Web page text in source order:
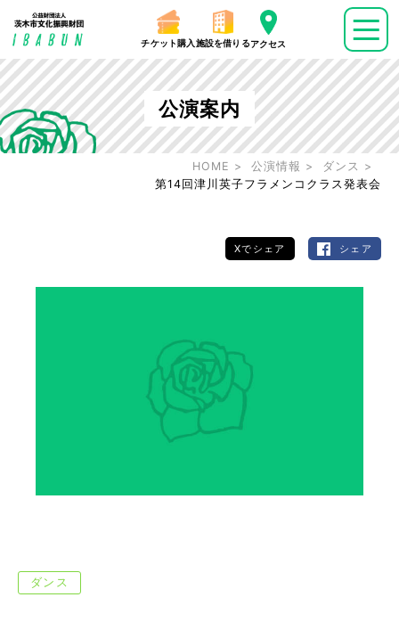
チケット購入 施設を借りるアクセス
公演案内
HOME 公演情報
ダンス
第14回津川英子フラメンコクラス発表会
Xでシェア シェア
ダンス